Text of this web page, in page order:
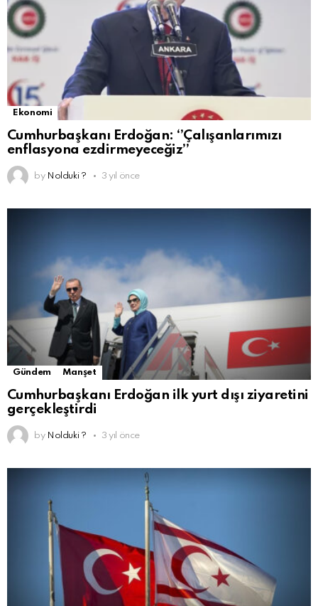
Ekonomi
Cumhurbaşkanı Erdoğan: ‘’Çalışanlarımızı
enflasyona ezdirmeyeceğiz’’
by Nolduki ? 3 yıl önce
Gündem Manşet
Cumhurbaşkanı Erdoğan ilk yurt dışı ziyaretini
gerçekleştirdi
by Nolduki ? 3 yıl önce